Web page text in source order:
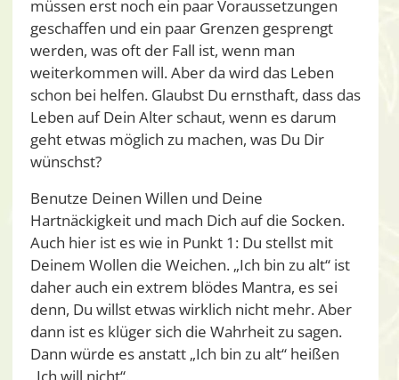
müssen erst noch ein paar Voraussetzungen
geschaffen und ein paar Grenzen gesprengt
werden, was oft der Fall ist, wenn man
weiterkommen will. Aber da wird das Leben
schon bei helfen. Glaubst Du ernsthaft, dass das
Leben auf Dein Alter schaut, wenn es darum
geht etwas möglich zu machen, was Du Dir
wünschst?
Benutze Deinen Willen und Deine
Hartnäckigkeit und mach Dich auf die Socken.
Auch hier ist es wie in Punkt 1: Du stellst mit
Deinem Wollen die Weichen. „Ich bin zu alt“ ist
daher auch ein extrem blödes Mantra, es sei
denn, Du willst etwas wirklich nicht mehr. Aber
dann ist es klüger sich die Wahrheit zu sagen.
Dann würde es anstatt „Ich bin zu alt“ heißen
„Ich will nicht“.